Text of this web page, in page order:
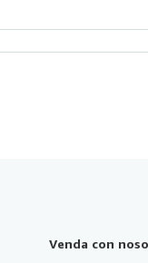
Venda con